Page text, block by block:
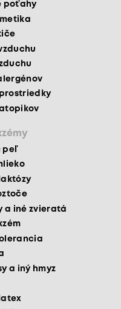
poťahy
peľ
a iné zvieratá
a iný hmyz